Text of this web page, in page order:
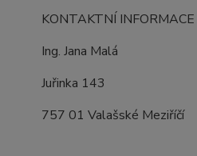
KONTAKTNÍ INFORMACE
Ing. Jana Malá
Juřinka 143
757 01 Valašské Meziříčí